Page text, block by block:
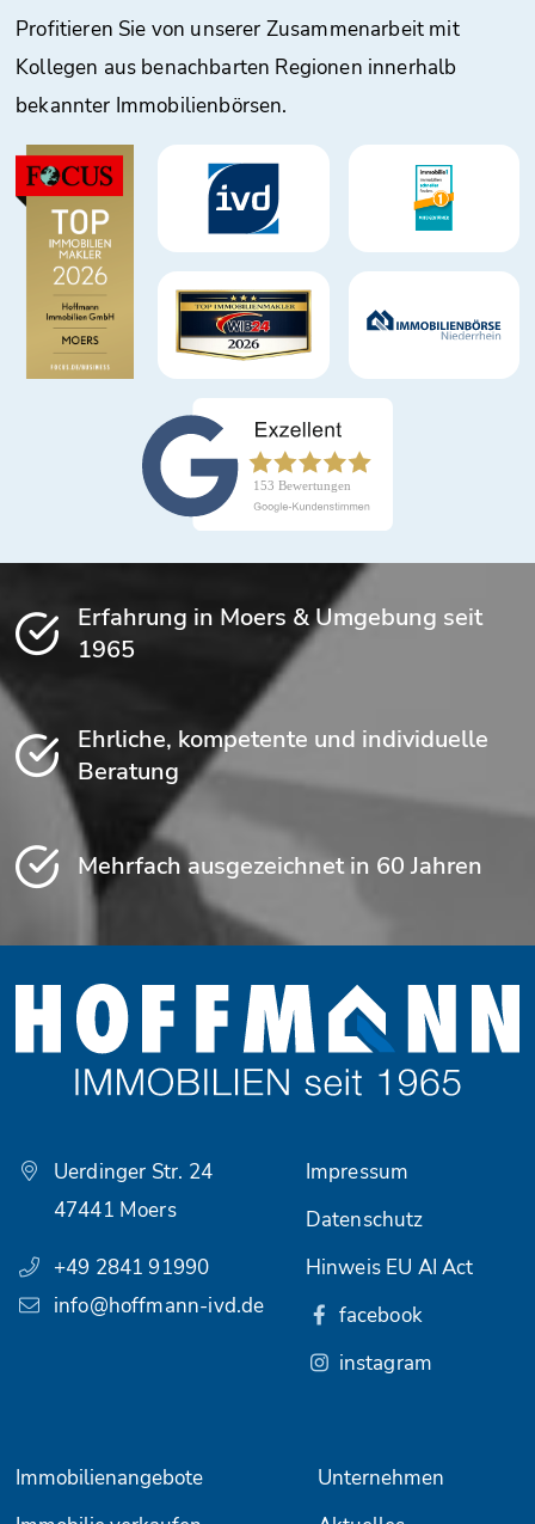
Profitieren Sie von unserer Zusammenarbeit mit
Kollegen aus benachbarten Regionen innerhalb
bekannter Immobilienbörsen.
Erfahrung in Moers & Umgebung seit
1965
Ehrliche, kompetente und individuelle
Beratung
Mehrfach ausgezeichnet in 60 Jahren
Uerdinger Str. 24
47441 Moers
+49 2841 91990
info@hoffmann-ivd.de
Immobilienangebote
Unternehmen
Impressum
Datenschutz
Hinweis EU AI Act
facebook
instagram